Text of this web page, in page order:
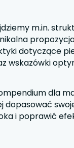
m.in.
dotyczące
wskazówki
dla
dopasować
i poprawić